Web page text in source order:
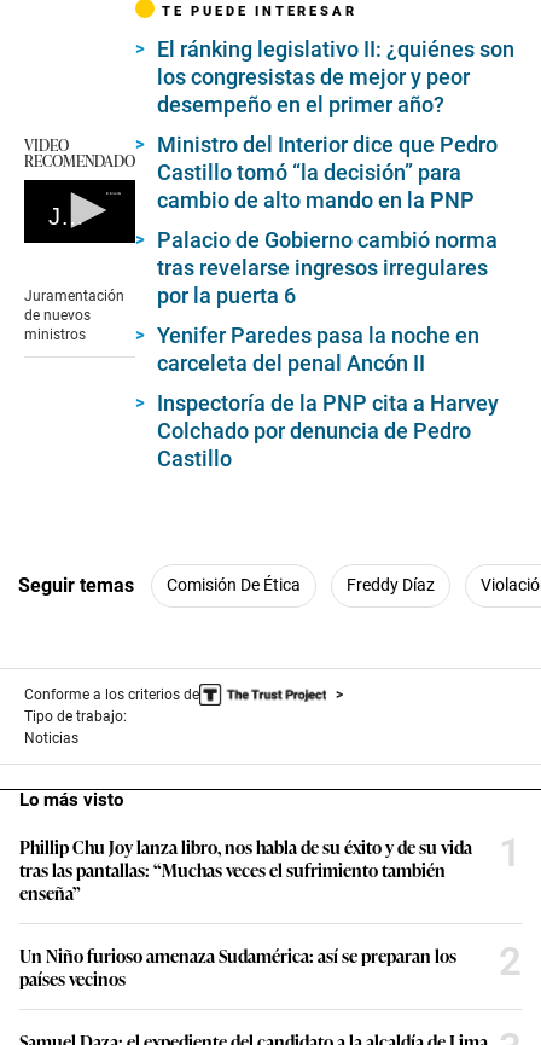
VIDEO
RECOMENDADO
Juramentación de nuevos ministros
of
0
seconds
Juramentación
de nuevos
ministros
TE PUEDE INTERESAR
El ránking legislativo II: ¿quiénes son
los congresistas de mejor y peor
desempeño en el primer año?
Ministro del Interior dice que Pedro
Castillo tomó “la decisión” para
cambio de alto mando en la PNP
Palacio de Gobierno cambió norma
tras revelarse ingresos irregulares
por la puerta 6
Yenifer Paredes pasa la noche en
carceleta del penal Ancón II
Inspectoría de la PNP cita a Harvey
Colchado por denuncia de Pedro
Castillo
Seguir temas Comisión De Ética Freddy Díaz
Conforme a los criterios de
Tipo de trabajo:
Noticias
Lo más visto
Phillip Chu Joy lanza libro, nos habla de su éxito y de su vida
tras las pantallas: “Muchas veces el sufrimiento también
enseña”
1
Un Niño furioso amenaza Sudamérica: así se preparan los
países vecinos
2